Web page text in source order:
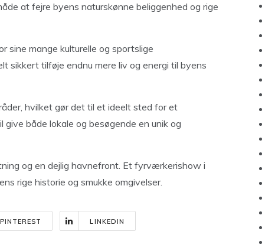
at fejre byens naturskønne beliggenhed og rige
sine mange kulturelle og sportslige
sikkert tilføje endnu mere liv og energi til byens
hvilket gør det til et ideelt sted for et
både lokale og besøgende en unik og
og en dejlig havnefront. Et fyrværkerishow i
rige historie og smukke omgivelser.
PINTEREST LINKEDIN